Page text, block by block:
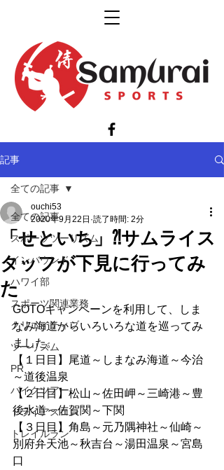
記事
全ての記事
スポーツツーリズム
インバウンド
ハワイ部
スポーツ関連業務
クリエイティブ
ツーリズム
PR
バイクツアー
トライアスロン
トレイルラン
全ての記事
「せといち」⁈サムライス
タッフが下見に行ってみ
た
ouchi53
2020年9月22日 読了時間: 2分
GOTOキャンペーンを利用して、しま
なみ海道からいろいろな道を巡ってみ
ました。
【１日目】尾道～しまなみ海道～今治
～道後温泉
【２日目】松山～佐田岬～三崎港～豊
後水道～佐賀関～下関
【３日目】角島～元乃隅神社～仙崎～
別府弁天池～秋吉台～湯田温泉～宮島
口